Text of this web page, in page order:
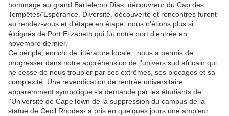
hommage au grand Bartelemo Dias, découvreur du Cap des
Tempêtes/’Espérance. Diversité, découverte et rencontres furent
au rendez-vous et d’étape en étape, nous n’étions plus si
éloignés de Port Elizabeth qui fut notre port d’entrée en
novembre dernier.
Ce périple, enrichi de littérature locale, nous a permis de
progresser dans notre appréhension de l’univers sud africain qui
ne cesse de nous troubler par ses extrêmes, ses blocages et sa
complexité. Une revendication de rentrée universitaire
apparemment symbolique -la demande par les étudiants de
l’Université de CapeTown de la suppression du campus de la
statue de Cecil Rhodes- a pris en quelques jours une ampleur